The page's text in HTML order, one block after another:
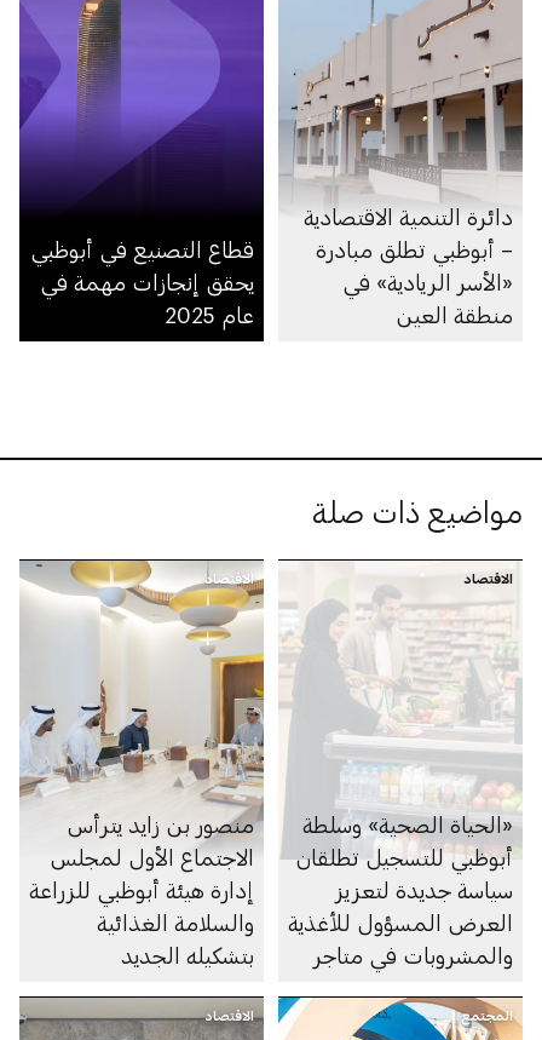
دائرة التنمية الاقتصادية
– أبوظبي تطلق مبادرة
«الأسر الريادية» في
منطقة العين
قطاع التصنيع في أبوظبي
يحقق إنجازات مهمة في
عام 2025
مواضيع ذات صلة
الاقتصاد
«الحياة الصحية» وسلطة
أبوظبي للتسجيل تطلقان
سياسة جديدة لتعزيز
العرض المسؤول للأغذية
والمشروبات في متاجر
الإلكترونية
الاقتصاد
منصور بن زايد يترأس
الاجتماع الأول لمجلس
إدارة هيئة أبوظبي للزراعة
والسلامة الغذائية
بتشكيله الجديد
المجتمع الاقتصاد